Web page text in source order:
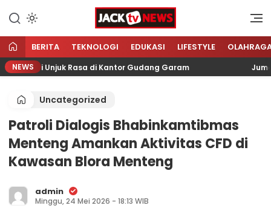
konten
Jacktvnews.com
Sumber Referensi Terpercaya
BERITA TEKNOLOGI EDUKASI LIFESTYLE
NEWSUnjuk Rasa di Kantor Gudang Garam Jumat
Uncategorized
Patroli Dialogis Bhabinkamtibmas
Menteng Amankan Aktivitas CFD di
Kawasan Blora Menteng
admin
Minggu, 24 Mei 2026 - 18:13 WIB